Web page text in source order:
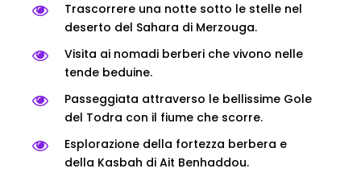
Trascorrere una notte sotto le stelle nel
deserto del Sahara di Merzouga.
Visita ai nomadi berberi che vivono nelle
tende beduine.
Passeggiata attraverso le bellissime Gole
del Todra con il fiume che scorre.
Esplorazione della fortezza berbera e
della Kasbah di Ait Benhaddou.